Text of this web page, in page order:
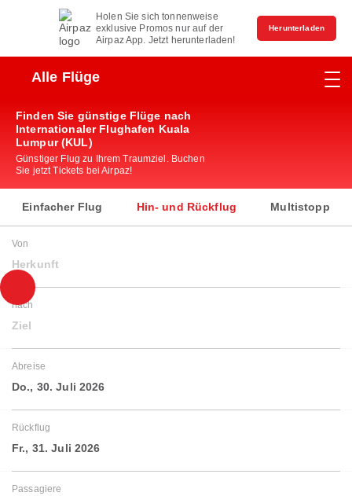
Holen Sie sich tonnenweise
exklusive Promos nur auf der
Airpaz App. Jetzt herunterladen!
Herunterladen
Alle Flüge
Finden Sie günstige Flüge nach
Internationaler Flughafen Kuala
Lumpur (KUL)
Günstiger Flug zu Ihrem Traumziel. Buchen
Sie jetzt Tickets bei Airpaz!
Einfacher Flug Hin- und Rückflug Multistopp
Von
Herkunft
nach
Ziel
Abreise
Do., 30. Juli 2026
Rückflug
Fr., 31. Juli 2026
Passagiere